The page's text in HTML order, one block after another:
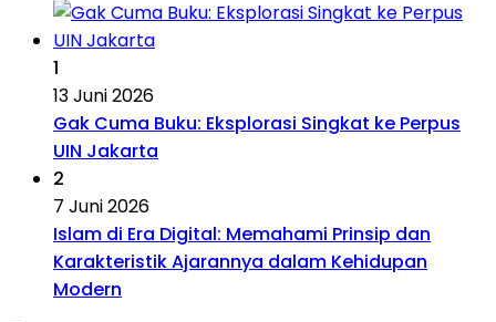
1
13 Juni 2026
Gak Cuma Buku: Eksplorasi Singkat ke Perpus
UIN Jakarta
2
7 Juni 2026
Islam di Era Digital: Memahami Prinsip dan
Karakteristik Ajarannya dalam Kehidupan
Modern